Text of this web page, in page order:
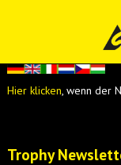
Hier klicken, wenn der
Trophy